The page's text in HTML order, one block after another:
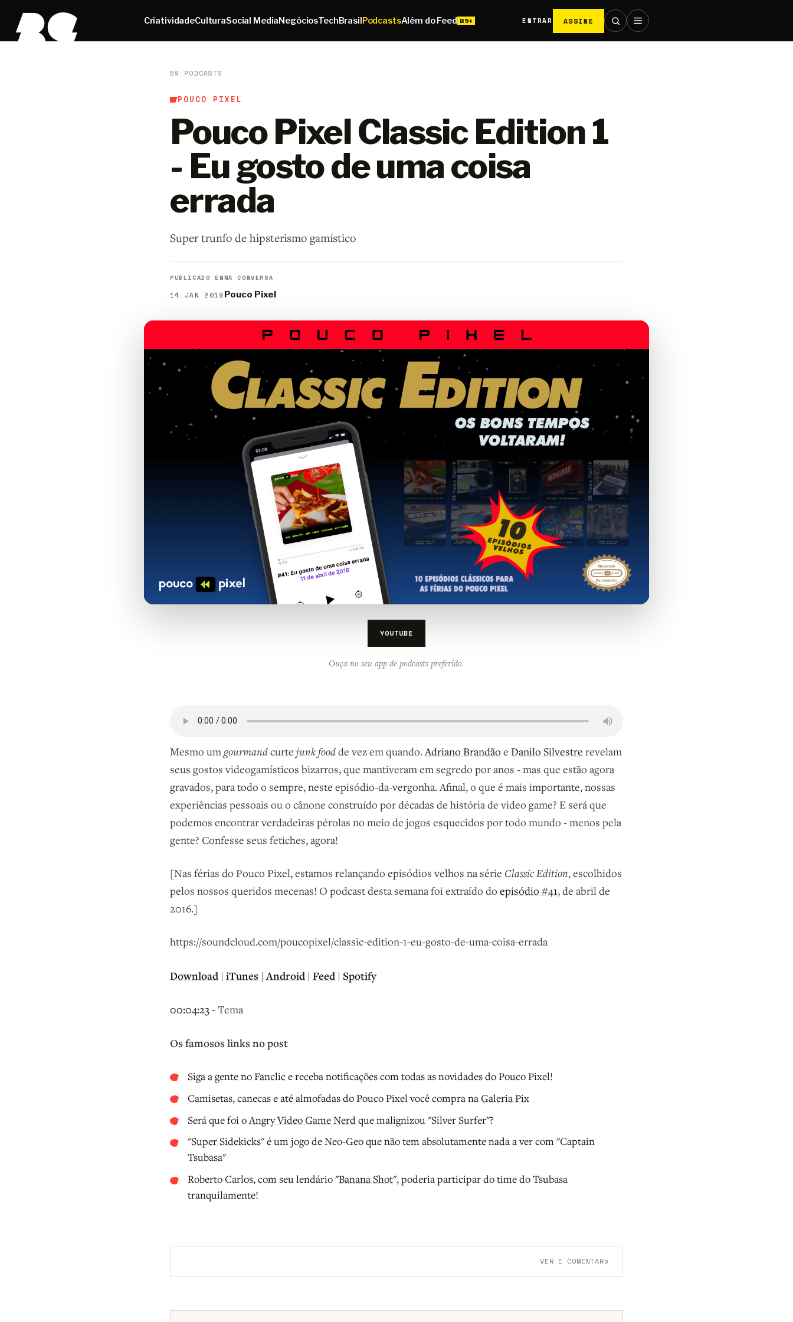
CriatividadeCulturaSocial MediaNegóciosTechBrasilPodcastsAlém do Feed ENTRAR ASSINE
B9 / PODCASTS
POUCO PIXEL
Pouco Pixel Classic Edition 1
- Eu gosto de uma coisa
errada
Super trunfo de hipsterismo gamístico
PUBLICADO EM
14 JAN 2019
NA CONVERSA
Pouco Pixel
YOUTUBE
Ouça no seu app de podcasts preferido.
Mesmo um gourmandcurte junk foodde vez em quando. Adriano Brandão e Danilo Silvestre revelam
seus gostos videogamísticos bizarros, que mantiveram em segredo por anos - mas que estão agora
gravados, para todo o sempre, neste episódio-da-vergonha. Afinal, o que é mais importante, nossas
experiências pessoais ou o cânone construído por décadas de história de video game? E será que
podemos encontrar verdadeiras pérolas no meio de jogos esquecidos por todo mundo - menos pela
gente? Confesse seus fetiches, agora!
[Nas férias do Pouco Pixel, estamos relançando episódios velhos na série Classic Edition, escolhidos
pelos nossos queridos mecenas! O podcast desta semana foi extraído do episódio #41, de abril de
2016.]
https://soundcloud.com/poucopixel/classic-edition-1-eu-gosto-de-uma-coisa-errada
Download | iTunes | Android | Feed | Spotify
00:04:23 -Tema
Os famosos links no post
Siga a gente no Fanclice receba notificações com todas as novidades do Pouco Pixel!
Camisetas, canecas e até almofadas do Pouco Pixel você compra na Galeria Pix
Será que foi o Angry Video Game Nerd que malignizou "Silver Surfer"?
"Super Sidekicks" é um jogo de Neo-Geo que não tem absolutamente nada a ver com "Captain
Tsubasa"
Roberto Carlos, com seu lendário "Banana Shot", poderia participar do time do Tsubasa
tranquilamente!
VER E COMENTAR›